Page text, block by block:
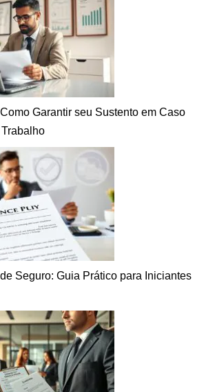
Garantir seu Sustento em Caso
Seguro: Guia Prático para Iniciantes